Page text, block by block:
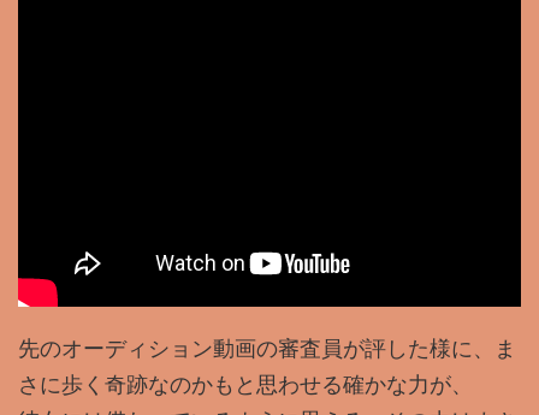
先のオーディション動画の審査員が評した様に、ま
さに歩く奇跡なのかもと思わせる確かな力が、